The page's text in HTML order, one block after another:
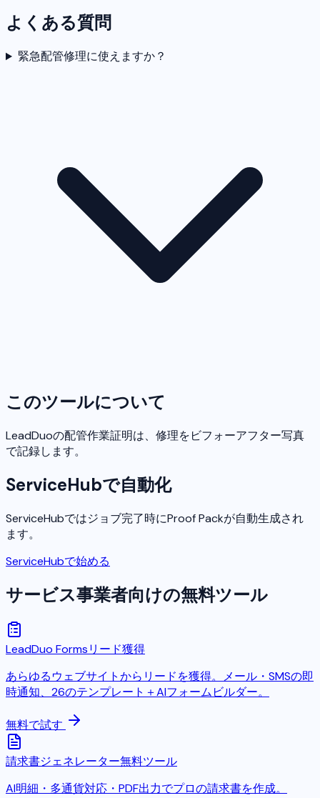
よくある質問
緊急配管修理に使えますか？
このツールについて
LeadDuoの配管作業証明は、修理をビフォーアフター写真
で記録します。
ServiceHubで自動化
ServiceHubではジョブ完了時にProof Packが自動生成され
ます。
ServiceHubで始める
サービス事業者向けの無料ツール
LeadDuo Formsリード獲得
あらゆるウェブサイトからリードを獲得。メール・SMSの即
時通知、26のテンプレート＋AIフォームビルダー。
無料で試す
請求書ジェネレーター無料ツール
AI明細・多通貨対応・PDF出力でプロの請求書を作成。